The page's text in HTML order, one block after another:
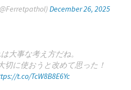
December 26, 2025
大事な考え方だね。
切に使おうと改めて思った！
t.co/TcW8B8E6Yc